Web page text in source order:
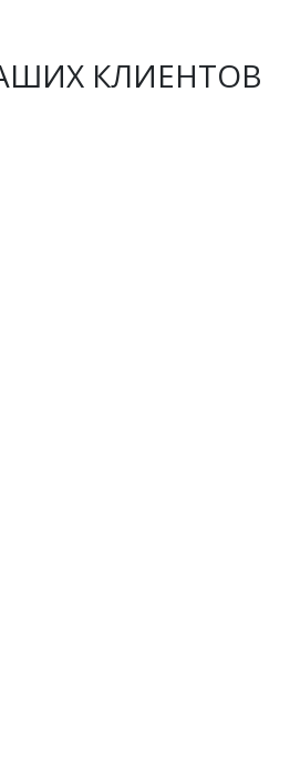
КЛИЕНТОВ